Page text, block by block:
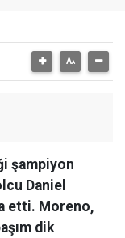
şampiyon
Daniel
etti. Moreno,
dik